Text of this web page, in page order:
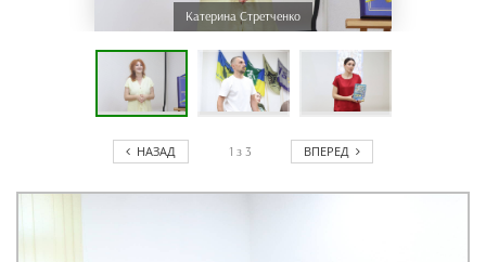
Катерина Стретченко
НАЗАД 1 з 3 ВПЕРЕД